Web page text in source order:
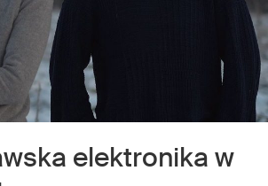
elektronika w